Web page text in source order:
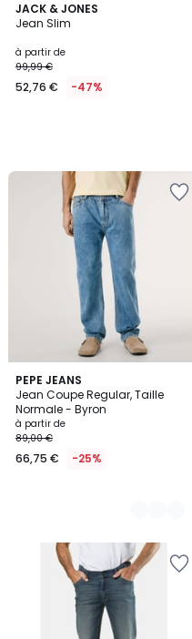
JACK & JONES
Jean Slim
à partir de
99,99 €
52,76 € -47%
PEPE JEANS
Jean Coupe Regular, Taille
Normale - Byron
à partir de
89,00 €
66,75 € -25%
2
Couleurs